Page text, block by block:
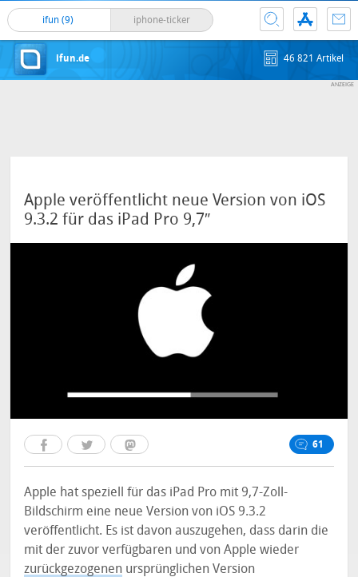
ifun (9) iphone-ticker
ifun.de 46 821 Artikel
Apple veröffentlicht neue Version von iOS
9.3.2 für das iPad Pro 9,7″
61
Apple hat speziell für das iPad Pro mit 9,7-Zoll-
Bildschirm eine neue Version von iOS 9.3.2
veröffentlicht. Es ist davon auszugehen, dass darin die
mit der zuvor verfügbaren und von Apple wieder
zurückgezogenen ursprünglichen Version